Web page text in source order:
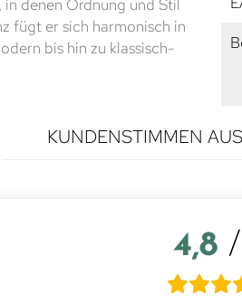
denen Ordnung und Stil
fügt er sich harmonisch in
bis hin zu klassisch-
KUNDENSTIMMEN
4,8